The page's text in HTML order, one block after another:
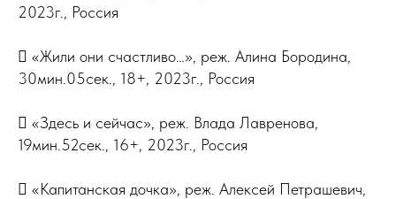
2023г., Россия
 «Жили они счастливо…», реж. Алина Бородина,
30мин.05сек., 18+, 2023г., Россия
 «Здесь и сейчас», реж. Влада Лавренова,
19мин.52сек., 16+, 2023г., Россия
 «Капитанская дочка», реж. Алексей Петрашевич,